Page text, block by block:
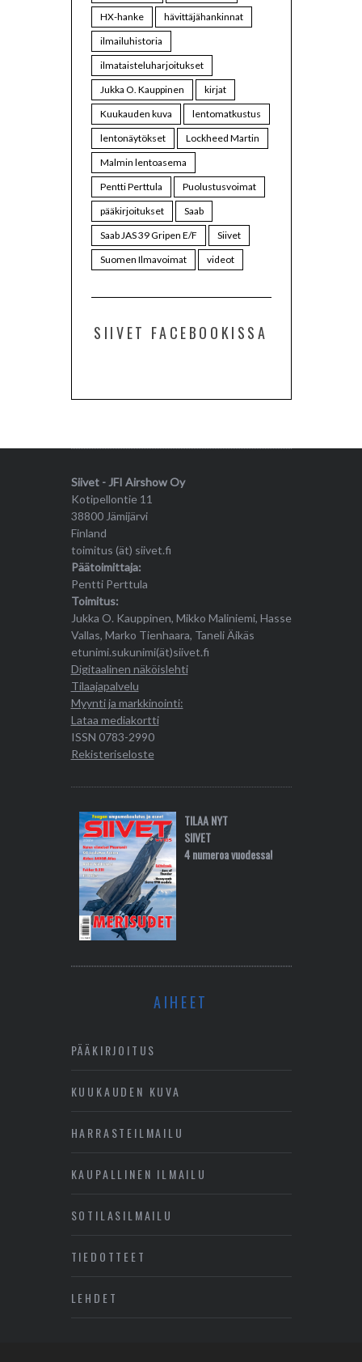
HX-hanke
hävittäjähankinnat
ilmailuhistoria
ilmataisteluharjoitukset
Jukka O. Kauppinen
kirjat
Kuukauden kuva
lentomatkustus
lentonäytökset
Lockheed Martin
Malmin lentoasema
Pentti Perttula
Puolustusvoimat
pääkirjoitukset
Saab
Saab JAS 39 Gripen E/F
Siivet
Suomen Ilmavoimat
videot
SIIVET FACEBOOKISSA
Siivet - JFI Airshow Oy
Kotipellontie 11
38800 Jämijärvi
Finland
toimitus (ät) siivet.fi
Päätoimittaja:
Pentti Perttula
Toimitus:
Jukka O. Kauppinen, Mikko Maliniemi, Hasse
Vallas, Marko Tienhaara, Taneli Äikäs
etunimi.sukunimi(ät)siivet.fi
Digitaalinen näköislehti
Tilaajapalvelu
Myynti ja markkinointi:
Lataa mediakortti
ISSN 0783-2990
Rekisteriseloste
TILAA NYT
SIIVET
4 numeroa vuodessa!
AIHEET
PÄÄKIRJOITUS
KUUKAUDEN KUVA
HARRASTEILMAILU
KAUPALLINEN ILMAILU
SOTILASILMAILU
TIEDOTTEET
LEHDET